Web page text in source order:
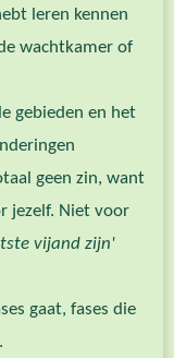
leren kennen
wachtkamer of
gebieden en het
geen zin, want
jezelf. Niet voor
vijand zijn'
gaat, fases die